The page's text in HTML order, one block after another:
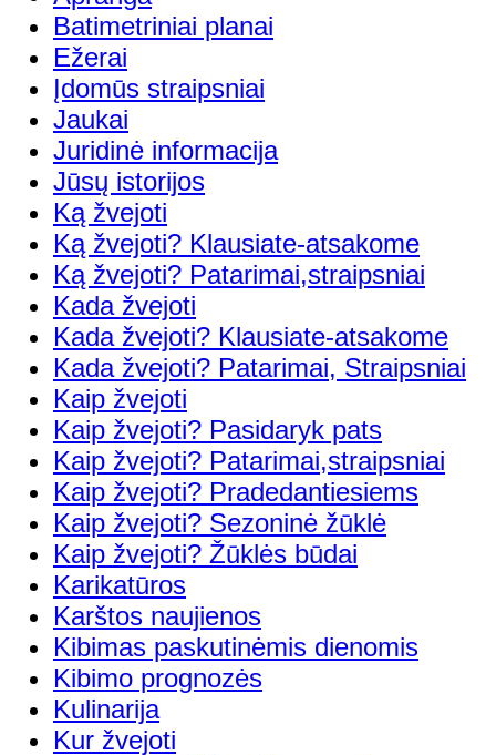
Batimetriniai planai
Ežerai
Įdomūs straipsniai
Jaukai
Juridinė informacija
Jūsų istorijos
Ką žvejoti
Ką žvejoti? Klausiate-atsakome
Ką žvejoti? Patarimai,straipsniai
Kada žvejoti
Kada žvejoti? Klausiate-atsakome
Kada žvejoti? Patarimai, Straipsniai
Kaip žvejoti
Kaip žvejoti? Pasidaryk pats
Kaip žvejoti? Patarimai,straipsniai
Kaip žvejoti? Pradedantiesiems
Kaip žvejoti? Sezoninė žūklė
Kaip žvejoti? Žūklės būdai
Karikatūros
Karštos naujienos
Kibimas paskutinėmis dienomis
Kibimo prognozės
Kulinarija
Kur žvejoti